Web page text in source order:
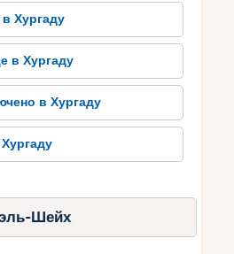
стоит
место для отдыха и
которые следует
Хургаду
в Хургаду
в Хургаду
Шейх